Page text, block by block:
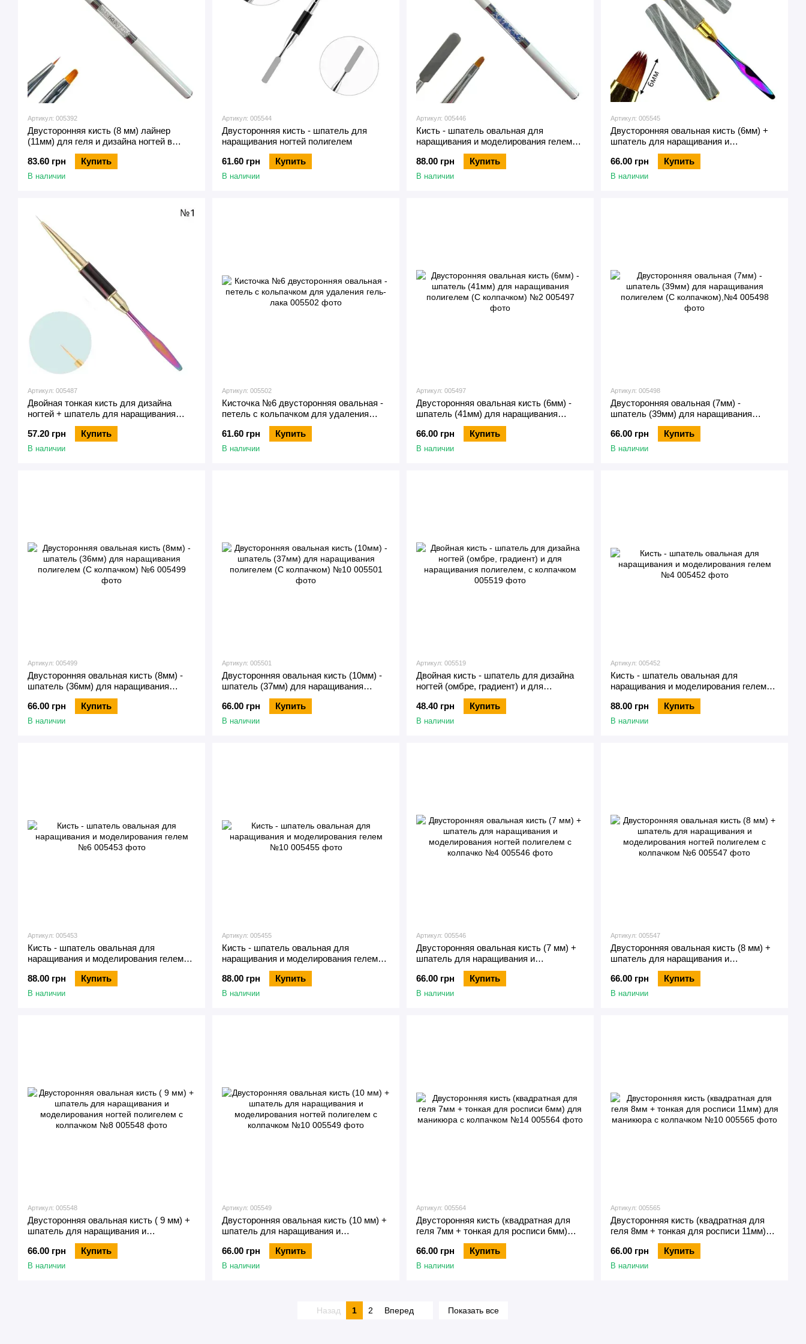
Артикул: 005392
Двусторонняя кисть (8 мм) лайнер
(11мм) для геля и дизайна ногтей в
прозрачном тубусе (с колпачком) №2
83.60 грн
Купить
В наличии
Артикул: 005544
Двусторонняя кисть - шпатель для
наращивания ногтей полигелем
61.60 грн
Купить
В наличии
Артикул: 005446
Кисть - шпатель овальная для
наращивания и моделирования гелем
88.00 грн
Купить
В наличии
Артикул: 005545
Двусторонняя овальная кисть (6мм) +
шпатель для наращивания и
моделирования ногтей полигелем с
колпачком №2
66.00 грн Купить
В наличии
Артикул: 005487
Двойная тонкая кисть для дизайна
ногтей + шпатель для наращивания
полигелем, с колпачком №1
57.20 грн
Купить
В наличии
Артикул: 005502
Кисточка №6 двусторонняя овальная -
петель с кольпачком для удаления
61.60 грн
Купить
В наличии
Артикул: 005497
Двусторонняя овальная кисть (6мм) -
шпатель (41мм) для наращивания
полигелем (С колпачком) №2
66.00 грн
Купить
В наличии
Артикул: 005498
Двусторонняя овальная (7мм) -
шпатель (39мм) для наращивания
полигелем (С колпачком),№4
66.00 грн
Купить
В наличии
Артикул: 005499
Двусторонняя овальная кисть (8мм) -
шпатель (36мм) для наращивания
полигелем (С колпачком) №6
66.00 грн
Купить
В наличии
Артикул: 005501
Двусторонняя овальная кисть (10мм) -
шпатель (37мм) для наращивания
полигелем (С колпачком) №10
66.00 грн
Купить
В наличии
Артикул: 005519
Двойная кисть - шпатель для дизайна
ногтей (омбре, градиент) и для
наращивания полигелем, с колпачком
48.40 грн
Купить
В наличии
Артикул: 005452
Кисть - шпатель овальная для
наращивания и моделирования гелем
88.00 грн
Купить
В наличии
Артикул: 005453
Кисть - шпатель овальная для
наращивания и моделирования гелем
88.00 грн
Купить
В наличии
Артикул: 005455
Кисть - шпатель овальная для
наращивания и моделирования гелем
88.00 грн
Купить
В наличии
Артикул: 005546
Двусторонняя овальная кисть (7 мм) +
шпатель для наращивания и
моделирования ногтей полигелем с
колпачко №4
66.00 грн Купить
В наличии
Артикул: 005547
Двусторонняя овальная кисть (8 мм) +
шпатель для наращивания и
моделирования ногтей полигелем с
колпачком №6
66.00 грн Купить
В наличии
Артикул: 005548
Двусторонняя овальная кисть ( 9 мм) +
шпатель для наращивания и
моделирования ногтей полигелем с
колпачком №8
66.00 грн Купить
В наличии
Артикул: 005549
Двусторонняя овальная кисть (10 мм) +
шпатель для наращивания и
моделирования ногтей полигелем с
колпачком №10
66.00 грн Купить
В наличии
Артикул: 005564
Двусторонняя кисть (квадратная для
геля 7мм + тонкая для росписи 6мм)
для маникюра с колпачком №14
66.00 грн
Купить
В наличии
Артикул: 005565
Двусторонняя кисть (квадратная для
геля 8мм + тонкая для росписи 11мм)
для маникюра с колпачком №10
66.00 грн
Купить
В наличии
Назад 1 2 Вперед Показать все